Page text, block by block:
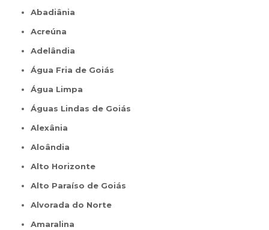
Abadiânia
Acreúna
Adelândia
Água Fria de Goiás
Água Limpa
Águas Lindas de Goiás
Alexânia
Aloândia
Alto Horizonte
Alto Paraíso de Goiás
Alvorada do Norte
Amaralina